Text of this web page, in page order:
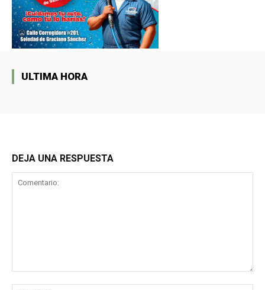
ULTIMA HORA
DEJA UNA RESPUESTA